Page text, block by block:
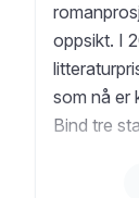
oppsikt. I
som nå er
Bind tre
plutselig